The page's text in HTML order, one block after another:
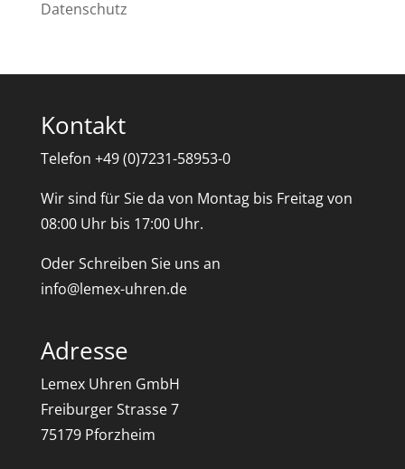
Datenschutz
Kontakt
Telefon +49 (0)7231-58953-0
Wir sind für Sie da von Montag bis Freitag von
08:00 Uhr bis 17:00 Uhr.
Oder Schreiben Sie uns an
info@lemex-uhren.de
Adresse
Lemex Uhren GmbH
Freiburger Strasse 7
75179 Pforzheim